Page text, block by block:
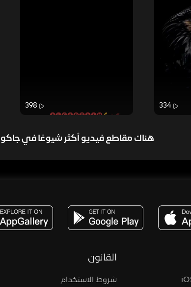
334
398
هناك مقاطع فيديو أكثر شيوعًا في جاكو
القانون
شروط الاستخدام